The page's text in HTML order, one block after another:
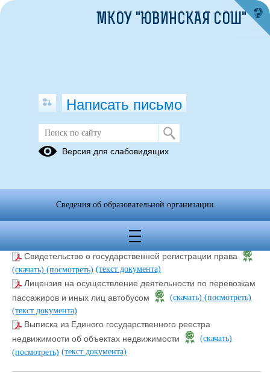
Материально-техническое
отношении инвалидов и лиц с
ограниченными возможностями
здоровья
Свидетельство о государственной регистрации права
(скачать) (посмотреть) (текст документа)
Лицензия на осуществление деятельности по перевозкам
пассажиров и иных лиц автобусом
(скачать) (посмотреть)
(текст документа)
Выписка из Единого государственного реестра
недвижимости об объектах недвижимости
(скачать)
(посмотреть) (текст документа)
МКОУ "ЮВИНСКАЯ СОШ"
Написать письмо
Версия для слабовидящих
Сведения об образовательной организации